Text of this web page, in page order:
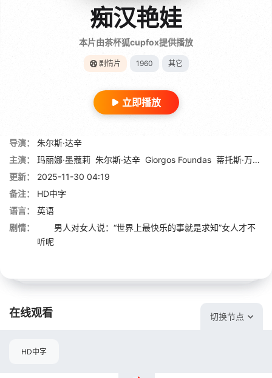
痴汉艳娃
本片由茶杯狐cupfox提供播放
剧情片 1960 其它
立即播放
导演：
朱尔斯·达辛
主演：
玛丽娜·墨蔻莉 朱尔斯·达辛 Giorgos Foundas 蒂托斯·万迪
更新：
2025-11-30 04:19
备注：
HD中字
语言：
英语
剧情：
男人对女人说：“世界上最快乐的事就是求知”女人才不
听呢
在线观看 切换节点
HD中字